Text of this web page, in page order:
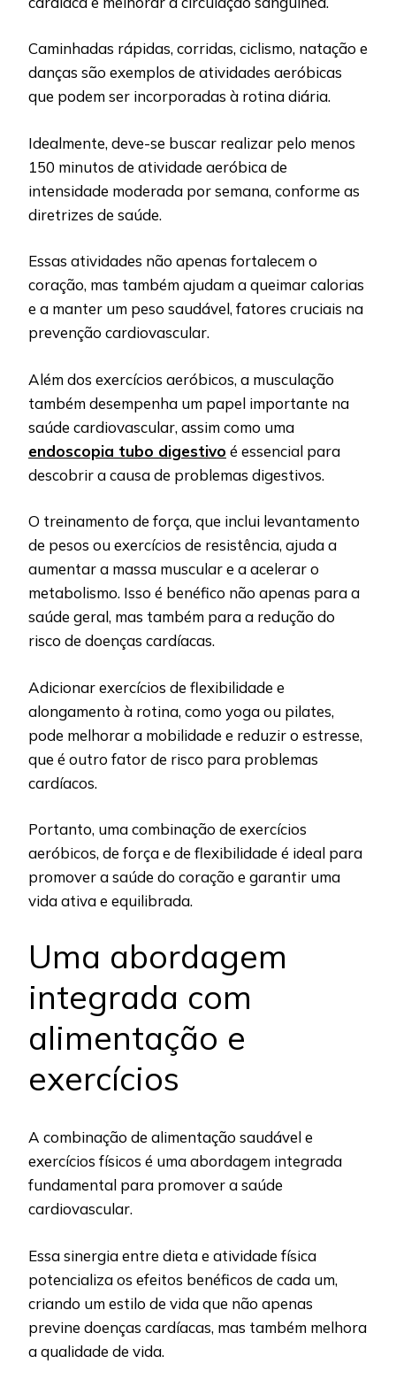
Caminhadas rápidas, corridas, ciclismo, natação e
danças são exemplos de atividades aeróbicas
que podem ser incorporadas à rotina diária.
Idealmente, deve-se buscar realizar pelo menos
150 minutos de atividade aeróbica de
intensidade moderada por semana, conforme as
diretrizes de saúde.
Essas atividades não apenas fortalecem o
coração, mas também ajudam a queimar calorias
e a manter um peso saudável, fatores cruciais na
prevenção cardiovascular.
Além dos exercícios aeróbicos, a musculação
também desempenha um papel importante na
saúde cardiovascular, assim como uma
endoscopia tubo digestivo é essencial para
descobrir a causa de problemas digestivos.
O treinamento de força, que inclui levantamento
de pesos ou exercícios de resistência, ajuda a
aumentar a massa muscular e a acelerar o
metabolismo. Isso é benéfico não apenas para a
saúde geral, mas também para a redução do
risco de doenças cardíacas.
Adicionar exercícios de flexibilidade e
alongamento à rotina, como yoga ou pilates,
pode melhorar a mobilidade e reduzir o estresse,
que é outro fator de risco para problemas
cardíacos.
Portanto, uma combinação de exercícios
aeróbicos, de força e de flexibilidade é ideal para
promover a saúde do coração e garantir uma
vida ativa e equilibrada.
Uma abordagem
integrada com
alimentação e
exercícios
A combinação de alimentação saudável e
exercícios físicos é uma abordagem integrada
fundamental para promover a saúde
cardiovascular.
Essa sinergia entre dieta e atividade física
potencializa os efeitos benéficos de cada um,
criando um estilo de vida que não apenas
previne doenças cardíacas, mas também melhora
a qualidade de vida.